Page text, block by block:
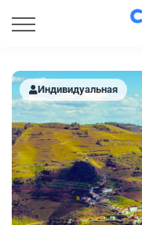
Индивидуальная